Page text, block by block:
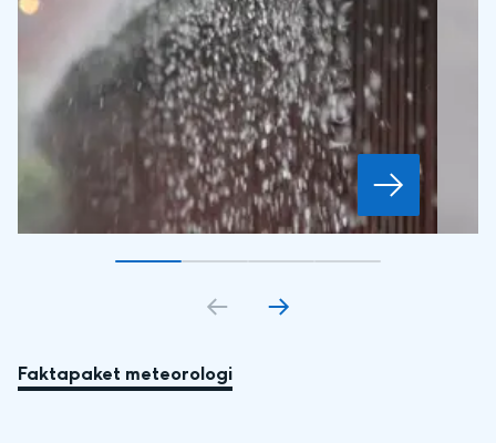
Gå till bildkort1
Gå till bildkort2
Gå till bildkort3
Gå till bildkort
Faktapaket meteorologi